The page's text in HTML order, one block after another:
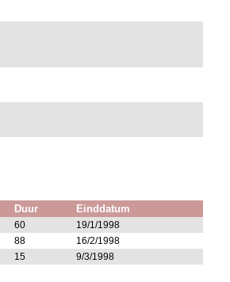
Duur Einddatum
60
19/1/1998
88
16/2/1998
15 9/3/1998